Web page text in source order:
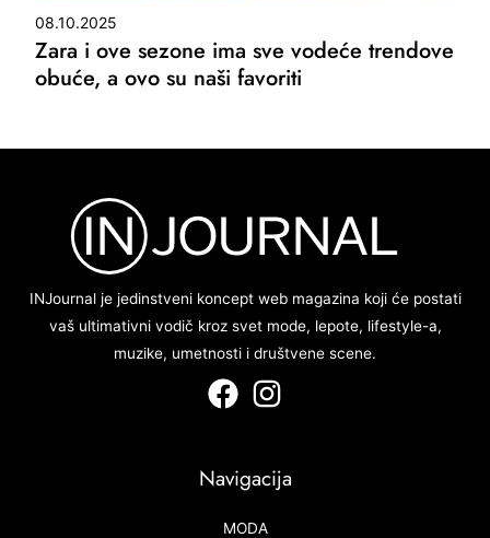
08.10.2025
Zara i ove sezone ima sve vodeće trendove
obuće, a ovo su naši favoriti
INJournal je jedinstveni koncept web magazina koji će postati
vaš ultimativni vodič kroz svet mode, lepote, lifestyle-a,
muzike, umetnosti i društvene scene.
Navigacija
MODA